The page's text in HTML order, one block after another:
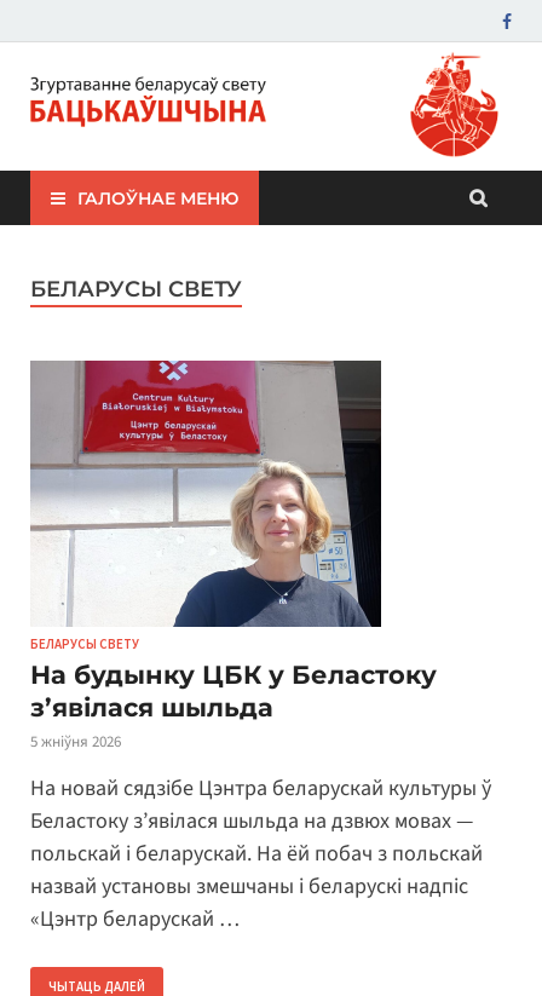
ЗБС "Бацькаўшчына"
ГАЛОЎНАЕ МЕНЮ
БЕЛАРУСЫ СВЕТУ
БЕЛАРУСЫ СВЕТУ
На будынку ЦБК у Беластоку
з’явілася шыльда
5 жніўня 2026
На новай сядзібе Цэнтра беларускай культуры ў
Беластоку з’явілася шыльда на дзвюх мовах —
польскай і беларускай. На ёй побач з польскай
назвай установы змешчаны і беларускі надпіс
«Цэнтр беларускай …
ЧЫТАЦЬ ДАЛЕЙ